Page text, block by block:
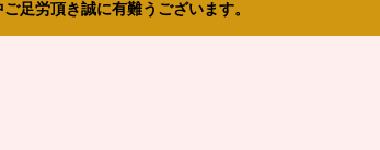
足労頂き誠に有難うございます。